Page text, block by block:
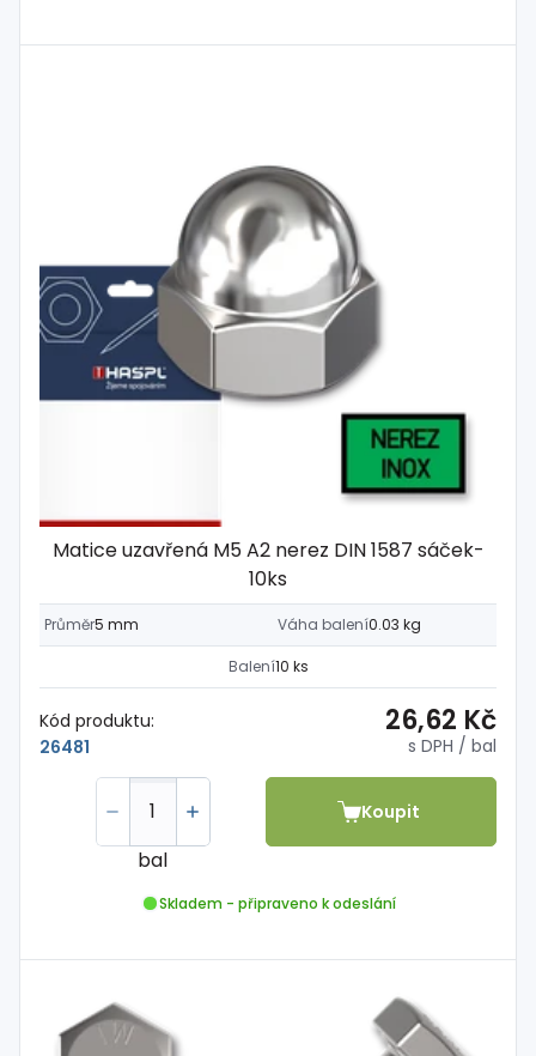
Matice uzavřená M5 A2 nerez DIN 1587 sáček-
10ks
Průměr5 mm Váha balení0.03 kg
Balení10 ks
Kód produktu:
26481
26,62 Kč
s DPH / bal
bal
Koupit
Skladem - připraveno k odeslání